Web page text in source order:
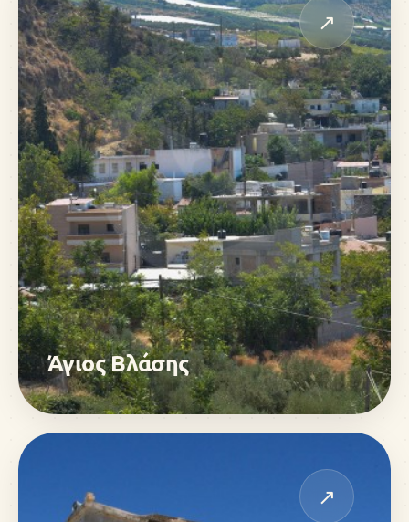
↗
Άγιος Βλάσης
↗